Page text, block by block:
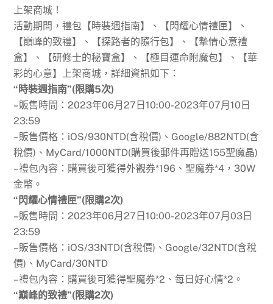
上架商城！
活動期間，禮包【時裝週指南】、【閃耀心情禮匣】、
【巔峰的致禮】、【探路者的隨行包】、【摯情心意禮
盒】、【研修士的秘寶盒】、【極目運命附魔包】、【華
彩的心意】上架商城，詳細資訊如下：
“時裝週指南”(限購5次)
–販售時間：2023年06月27日10:00-2023年07月10日
23:59
–販售價格：iOS/930NTD(含稅價)、Google/882NTD(含
稅價)、MyCard/1000NTD(購買後郵件再贈送155聖魔晶)
–禮包內容：購買後可獲得外觀券*196、聖魔券*4，30W
金幣。
“閃耀心情禮匣”(限購2次)
–販售時間：2023年06月27日10:00-2023年07月03日
23:59
–販售價格：iOS/33NTD(含稅價)、Google/32NTD(含稅
價)、MyCard/30NTD
–禮包內容：購買後可獲得聖魔券*2、每日好心情*2。
“巔峰的致禮”(限購2次)